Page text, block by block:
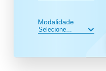
Modalidade